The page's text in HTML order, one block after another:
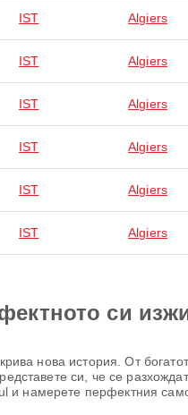
IST Algiers
IST Algiers
IST Algiers
IST Algiers
IST Algiers
IST Algiers
си
нова история. От
си, че се
и намерете перфектния